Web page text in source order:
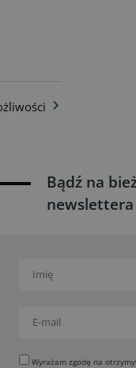
Bądź na
newslettera
Wyrażam zgodę na